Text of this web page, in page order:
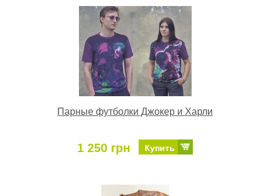
Парные футболки Джокер и Харли
1 250 грн Купить